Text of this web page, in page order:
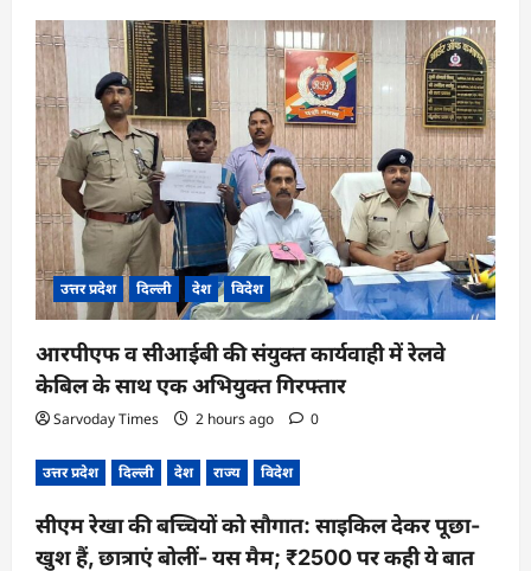
उत्तर प्रदेश दिल्ली देश विदेश
आरपीएफ व सीआईबी की संयुक्त कार्यवाही में रेलवे
केबिल के साथ एक अभियुक्त गिरफ्तार
Sarvoday Times 2 hours ago 0
उत्तर प्रदेश दिल्ली देश राज्य विदेश
सीएम रेखा की बच्चियों को सौगात: साइकिल देकर पूछा-
खुश हैं, छात्राएं बोलीं- यस मैम; ₹2500 पर कही ये बात